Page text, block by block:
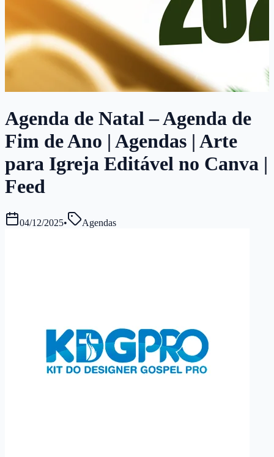
Agenda de Natal – Agenda de
Fim de Ano | Agendas | Arte
para Igreja Editável no Canva |
Feed
04/12/2025• Agendas